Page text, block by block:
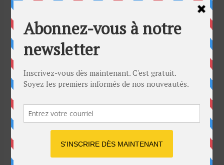
5 idées cadeaux Moulinex pour votre mère
pour l’Action de Grâce
Blague de café: Une femme infidèle trompe
son mari
Listes des Sites de Rencontre
Les Sites Libertins